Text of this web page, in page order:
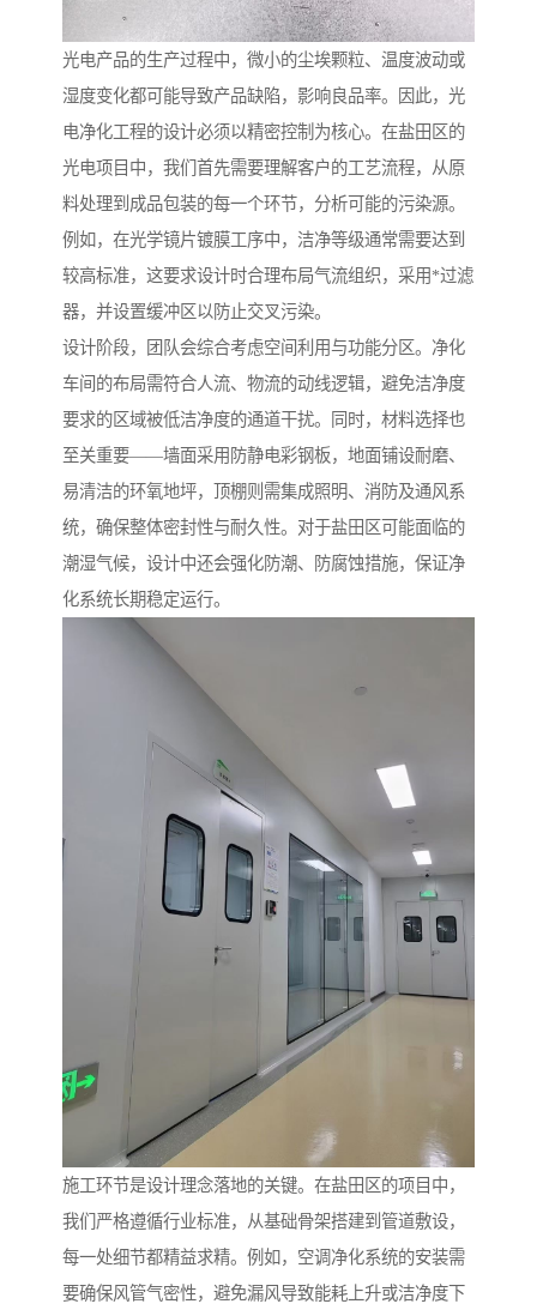
光电产品的生产过程中，微小的尘埃颗粒、温度波动或
湿度变化都可能导致产品缺陷，影响良品率。因此，光
电净化工程的设计必须以精密控制为核心。在盐田区的
光电项目中，我们首先需要理解客户的工艺流程，从原
料处理到成品包装的每一个环节，分析可能的污染源。
例如，在光学镜片镀膜工序中，洁净等级通常需要达到
较高标准，这要求设计时合理布局气流组织，采用*过滤
器，并设置缓冲区以防止交叉污染。
设计阶段，团队会综合考虑空间利用与功能分区。净化
车间的布局需符合人流、物流的动线逻辑，避免洁净度
要求的区域被低洁净度的通道干扰。同时，材料选择也
至关重要——墙面采用防静电彩钢板，地面铺设耐磨、
易清洁的环氧地坪，顶棚则需集成照明、消防及通风系
统，确保整体密封性与耐久性。对于盐田区可能面临的
潮湿气候，设计中还会强化防潮、防腐蚀措施，保证净
化系统长期稳定运行。
施工环节是设计理念落地的关键。在盐田区的项目中，
我们严格遵循行业标准，从基础骨架搭建到管道敷设，
每一处细节都精益求精。例如，空调净化系统的安装需
要确保风管气密性，避免漏风导致能耗上升或洁净度下